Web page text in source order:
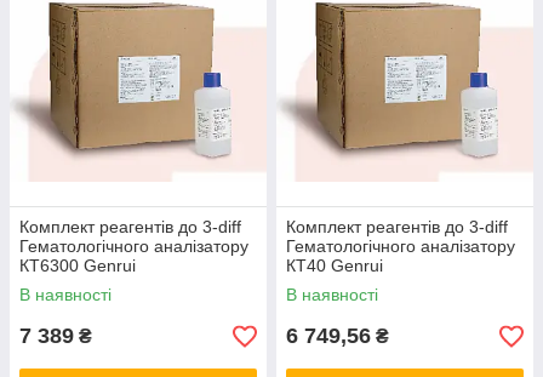
Комплект реагентів до 3-diff
Гематологічного аналізатору
КТ6300 Genrui
В наявності
7 389 ₴
Комплект реагентів до 3-diff
Гематологічного аналізатору
КТ40 Genrui
В наявності
6 749,56 ₴